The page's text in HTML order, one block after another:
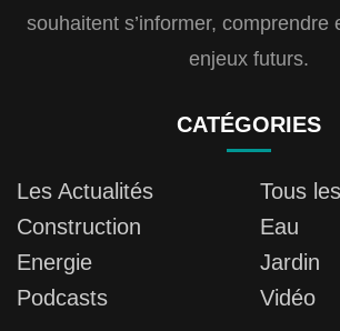
souhaitent s’informer, comprendre
enjeux futurs.
CATÉGORIES
Les Actualités
Tous
Construction
Eau
Energie
Jardin
Podcasts
Vidéo